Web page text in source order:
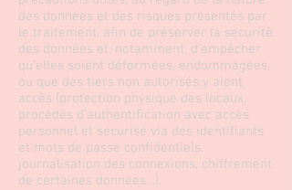
des données et des risques présentés par
le traitement, afin de préserver la sécurité
des données et, notamment, d’empêcher
qu’elles soient déformées, endommagées,
ou que des tiers non autorisés y aient
accès (protection physique des locaux,
procédés d’authentification avec accès
personnel et sécurisé via des identifiants
et mots de passe confidentiels,
journalisation des connexions, chiffrement
de certaines données…).